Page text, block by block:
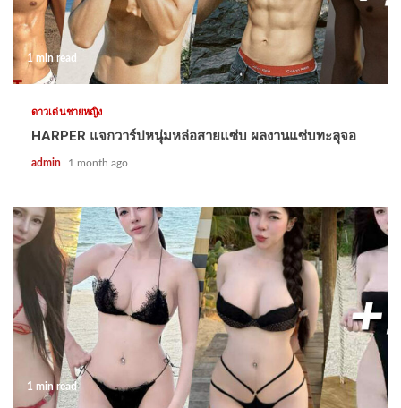
1 min read
ดาวเด่นชายหญิง
HARPER แจกวาร์ปหนุ่มหล่อสายแซ่บ ผลงานแซ่บทะลุจอ
admin 1 month ago
1 min read